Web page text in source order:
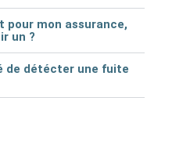
pour mon assurance,
un ?
de détécter une fuite